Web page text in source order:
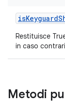
isKeyguard
Restituisce
in caso
Metodi